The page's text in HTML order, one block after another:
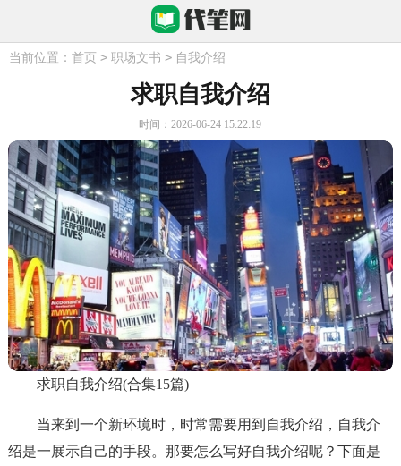
当前位置： 首页 > 职场文书 > 自我介绍
求职自我介绍
时间：2026-06-24 15:22:19
求职自我介绍(合集15篇)
当来到一个新环境时，时常需要用到自我介绍，自我介
绍是一展示自己的手段。那要怎么写好自我介绍呢？下面是